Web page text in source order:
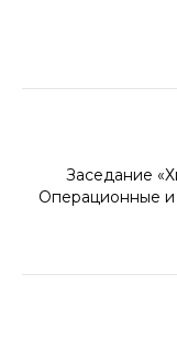
Заседание
Операционные